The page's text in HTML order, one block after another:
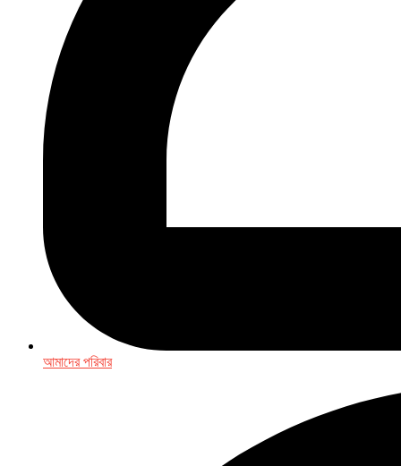
আমাদের পরিবার